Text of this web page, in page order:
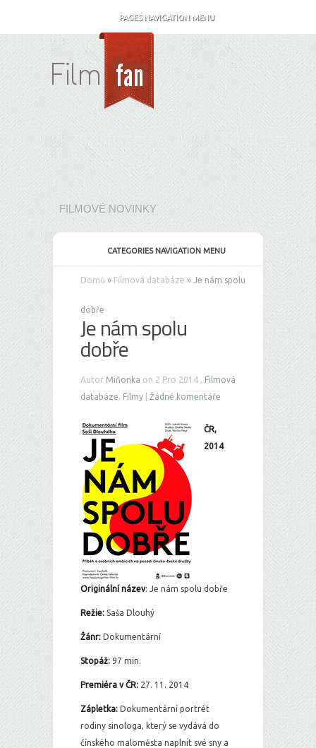
PAGES NAVIGATION MENU
FILMOVÉ NOVINKY
CATEGORIES NAVIGATION MENU
Domů » Filmová databáze » Je nám spolu
dobře
Je nám spolu
dobře
Autor Miňonka on 2 Pro 2014 , Filmová
databáze, Filmy Žádné komentáře
ČR,
2014
Originální název: Je nám spolu dobře
Režie: Saša Dlouhý
Žánr: Dokumentární
Stopáž: 97 min.
Premiéra v ČR: 27. 11. 2014
Zápletka: Dokumentární portrét
rodiny sinologa, který se vydává do
čínského maloměsta naplnit své sny a